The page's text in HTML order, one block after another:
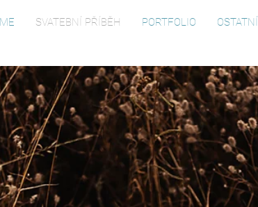
SVATEBNÍ PŘÍBĚH PORTFOLIO OSTATNÍ